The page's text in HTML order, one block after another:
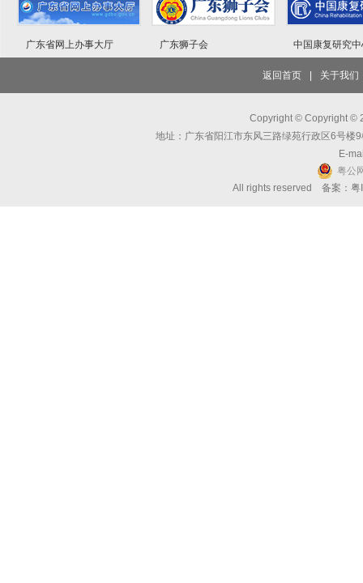
广东省网上办事大厅 广东狮子会 中国康复研究
返回首页 关于我们
Copyright © Copyright ©
地址：广东省阳江市东风三路绿苑行政区6号
E-
粤公
All rights reserved 备案：粤